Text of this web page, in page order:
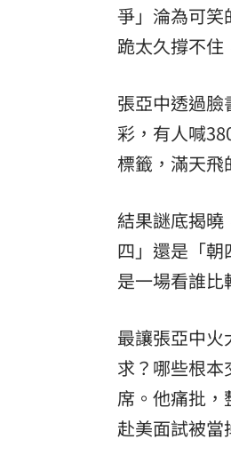
爭」淪為可笑
跪太久撐不住
張亞中透過
彩，有人喊
標籤，滿天飛
結果謎底揭曉
四」還是「
是一場看誰比
最讓張亞中
求？哪些根
席。他痛批
赴美面試被當